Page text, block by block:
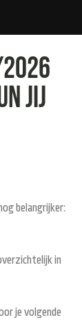
jij
belangrijker:
in
je volgende